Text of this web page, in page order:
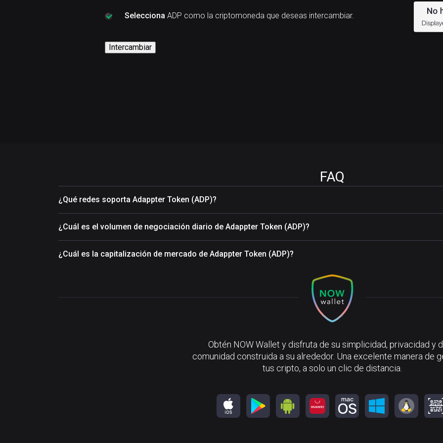
Selecciona ADP como la criptomoneda que deseas intercambiar.
Intercambiar
FAQ
¿Qué redes soporta Adappter Token (ADP)?
¿Cuál es el volumen de negociación diario de Adappter Token (ADP)?
¿Cuál es la capitalización de mercado de Adappter Token (ADP)?
Obtén NOW Wallet y disfruta de su simplicidad, privacidad y
comunidad construida a su alrededor. Una excelente manera de
tus cripto, a solo un clic de distancia.